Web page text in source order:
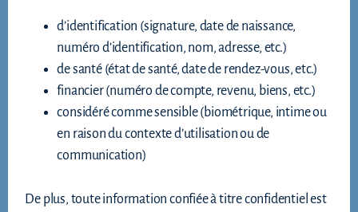
d’identification (signature, date de naissance,
numéro d’identification, nom, adresse, etc.)
de santé (état de santé, date de rendez-vous, etc.)
financier (numéro de compte, revenu, biens, etc.)
considéré comme sensible (biométrique, intime ou
en raison du contexte d’utilisation ou de
communication)
De plus, toute information confiée à titre confidentiel est